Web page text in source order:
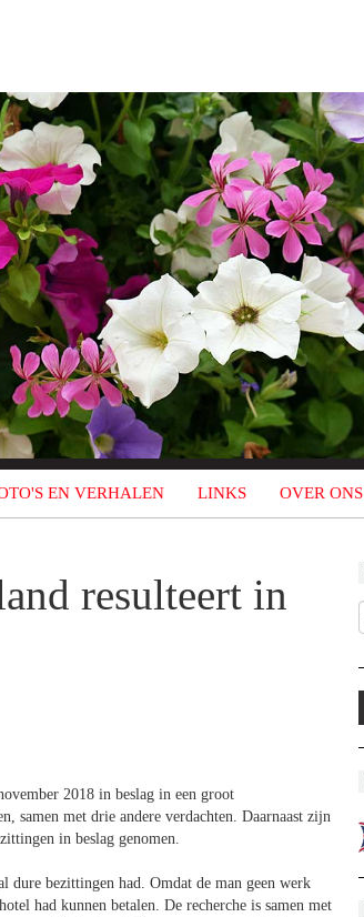
EN VERHALEN LINKS OVER ONS
resulteert in
2018 in beslag in een groot
samen met drie andere verdachten. Daarnaast zijn
in beslag genomen.
dure bezittingen had. Omdat de man geen werk
had kunnen betalen. De recherche is samen met